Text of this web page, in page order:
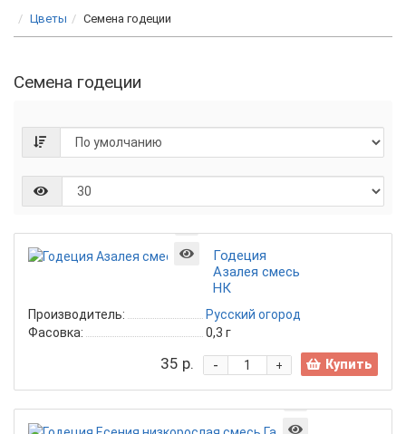
Цветы Семена годеции
Семена годеции
Годеция
Азалея смесь
НК
Производитель:
Русский огород
Фасовка:
0,3 г
35 р. +
- Купить